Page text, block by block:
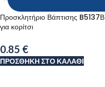
Προσκλητήριο Βάπτισης B5137Β
για κορίτσι
0.85 €
ΠΡΟΣΘΉΚΗ ΣΤΟ ΚΑΛΆΘΙ